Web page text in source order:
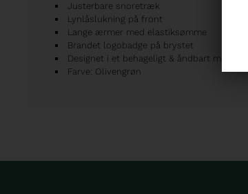
Justerbare snoretræk
Lynlåslukning på front
Lange ærmer med elastiksømme
Brandet logobadge på brystet
Designet i et behageligt & åndbart materiale
Farve: Olivengrøn